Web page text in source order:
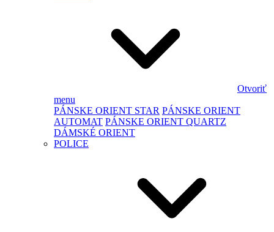
Otvoriť
menu
PÁNSKE ORIENT STAR PÁNSKE ORIENT
AUTOMAT PÁNSKE ORIENT QUARTZ
DÁMSKÉ ORIENT
POLICE